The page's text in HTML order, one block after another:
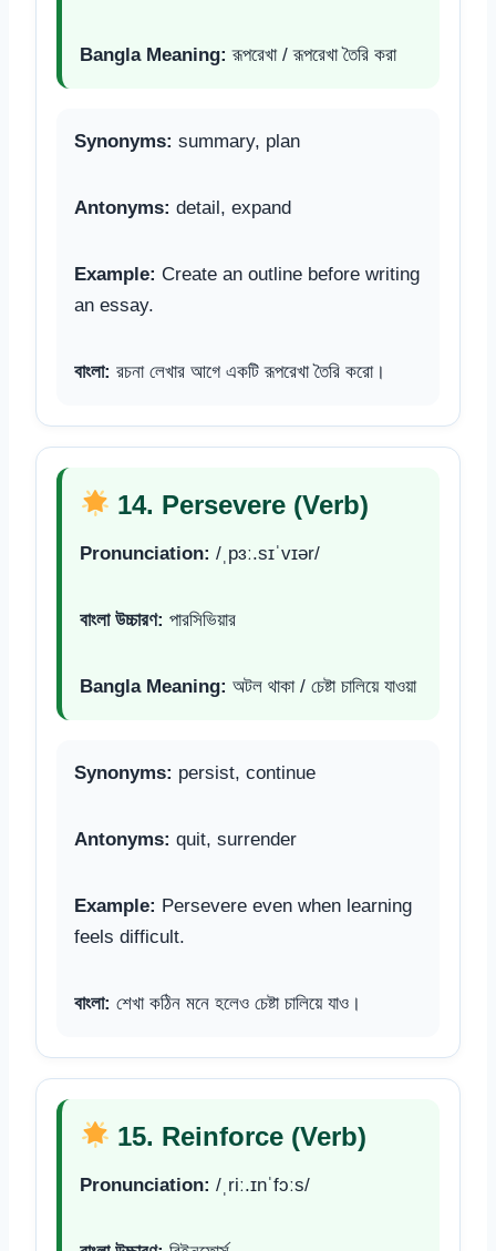
Bangla Meaning: রূপরেখা / রূপরেখা তৈরি করা
Synonyms: summary, plan
Antonyms: detail, expand
Example: Create an outline before writing
an essay.
বাংলা: রচনা লেখার আগে একটি রূপরেখা তৈরি করো।
14. Persevere (Verb)
Pronunciation: /ˌpɜː.sɪˈvɪər/
বাংলা উচ্চারণ: পারসিভিয়ার
Bangla Meaning: অটল থাকা / চেষ্টা চালিয়ে যাওয়া
Synonyms: persist, continue
Antonyms: quit, surrender
Example: Persevere even when learning
feels difficult.
বাংলা: শেখা কঠিন মনে হলেও চেষ্টা চালিয়ে যাও।
15. Reinforce (Verb)
Pronunciation: /ˌriː.ɪnˈfɔːs/